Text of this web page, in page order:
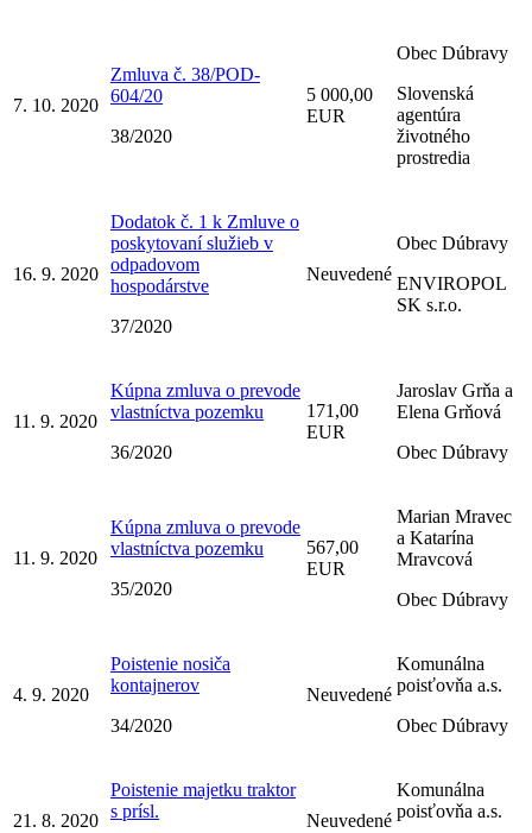
7. 10. 2020
Zmluva č. 38/POD-
604/20
38/2020
5 000,00
EUR
Obec Dúbravy
Slovenská
agentúra
životného
prostredia
16. 9. 2020
Dodatok č. 1 k Zmluve o
poskytovaní služieb v
odpadovom
hospodárstve
37/2020
Neuvedené
Obec Dúbravy
ENVIROPOL
SK s.r.o.
11. 9. 2020
Kúpna zmluva o prevode
vlastníctva pozemku
36/2020
171,00
EUR
Jaroslav Grňa a
Elena Grňová
Obec Dúbravy
11. 9. 2020
Kúpna zmluva o prevode
vlastníctva pozemku
35/2020
567,00
EUR
Marian Mravec
a Katarína
Mravcová
Obec Dúbravy
4. 9. 2020
Poistenie nosiča
kontajnerov
34/2020
Neuvedené
Komunálna
poisťovňa a.s.
Obec Dúbravy
21. 8. 2020
Poistenie majetku traktor
s prísl.
Neuvedené
Komunálna
poisťovňa a.s.